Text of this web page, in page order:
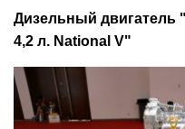
Дизельный двигатель
4,2 л. National V"